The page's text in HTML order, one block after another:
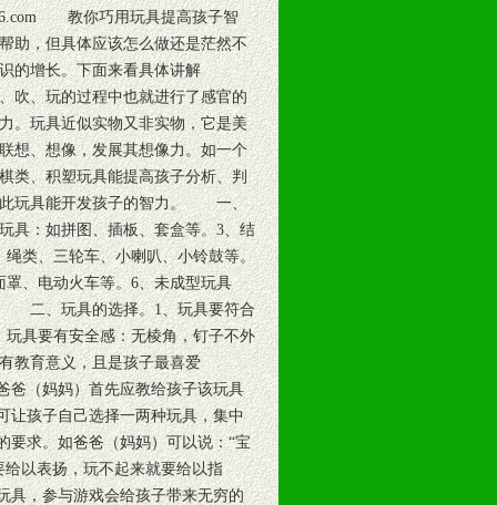
教你巧用玩具提高孩子智
，但具体应该怎么做还是茫然不
的增长。下面来看具体讲解
、玩的过程中也就进行了感官的
。玩具近似实物又非实物，它是美
想、想像，发展其想像力。如一个
类、积塑玩具能提高孩子分析、判
此玩具能开发孩子的智力。 一、
具：如拼图、插板、套盒等。3、结
类、三轮车、小喇叭、小铃鼓等。
、电动火车等。6、未成型玩具
二、玩具的选择。1、玩具要符合
具要有安全感：无棱角，钉子不外
教育意义，且是孩子最喜爱
妈妈）首先应教给孩子该玩具
孩子自己选择一两种玩具，集中
求。如爸爸（妈妈）可以说：“宝
以表扬，玩不起来就要给以指
，参与游戏会给孩子带来无穷的